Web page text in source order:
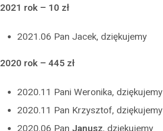
2021 rok – 10 zł
2021.06 Pan Jacek, dziękujemy
2020 rok – 445 zł
2020.11 Pani Weronika, dziękujemy
2020.11 Pan Krzysztof, dziękujemy
2020.06 Pan Janusz, dziękujemy